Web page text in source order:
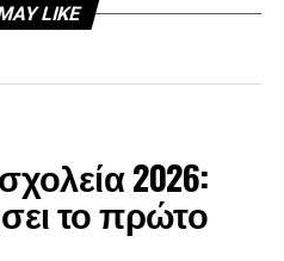
LIKE
2026:
το πρώτο